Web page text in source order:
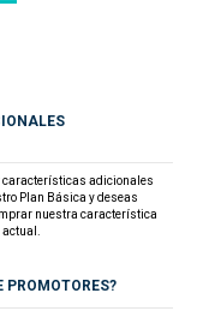
características adicionales
Plan Básica y deseas
nuestra característica
PROMOTORES?